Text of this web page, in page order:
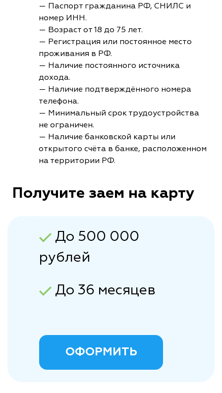
— Паспорт гражданина РФ, СНИЛС и
номер ИНН.
— Возраст от 18 до 75 лет.
— Регистрация или постоянное место
проживания в РФ.
— Наличие постоянного источника
дохода.
— Наличие подтверждённого номера
телефона.
— Минимальный срок трудоустройства
не ограничен.
— Наличие банковской карты или
открытого счёта в банке, расположенном
на территории РФ.
Получите заем на карту
До 500 000
рублей
До 36 месяцев
ОФОРМИТЬ